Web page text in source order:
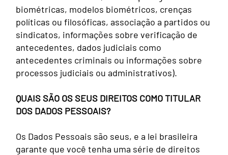
biométricas, modelos biométricos, crenças
políticas ou filosóficas, associação a partidos ou
sindicatos, informações sobre verificação de
antecedentes, dados judiciais como
antecedentes criminais ou informações sobre
processos judiciais ou administrativos).
QUAIS SÃO OS SEUS DIREITOS COMO TITULAR
DOS DADOS PESSOAIS?
Os Dados Pessoais são seus, e a lei brasileira
garante que você tenha uma série de direitos